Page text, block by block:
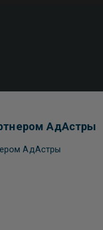
АдАстры
АдАстры